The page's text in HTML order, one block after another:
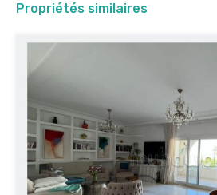
Propriétés similaires